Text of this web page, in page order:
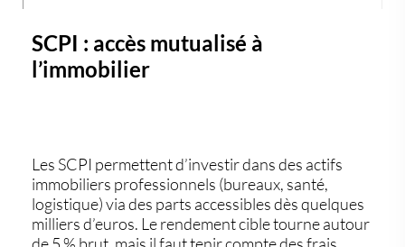
SCPI : accès mutualisé à
l’immobilier
Les SCPI permettent d’investir dans des actifs
immobiliers professionnels (bureaux, santé,
logistique) via des parts accessibles dès quelques
milliers d’euros. Lerendement cible tourne autour